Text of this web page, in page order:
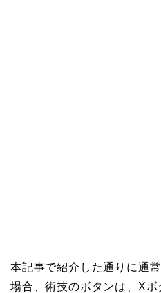
本記事で紹介した通りに通
場合、術技のボタンは、X